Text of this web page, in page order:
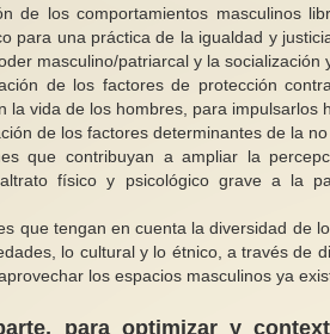
de los comportamientos masculinos
para una práctica de la igualdad y
masculino/patriarcal y la socialización
de los factores de protección
la vida de los hombres, para impulsarlos
de los factores determinantes de la
que contribuyan a ampliar la
físico y psicológico grave a la
que tengan en cuenta la diversidad de
lo cultural y lo étnico, a través de
los espacios masculinos ya
para optimizar y